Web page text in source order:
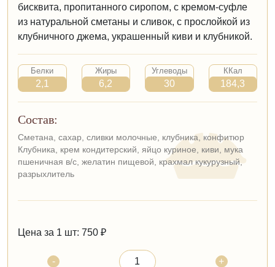
бисквита, пропитанного сиропом, с кремом-суфле
из натуральной сметаны и сливок, с прослойкой из
клубничного джема, украшенный киви и клубникой.
Белки
2,1
Жиры
6,2
Углеводы
30
ККал
184,3
Состав:
Сметана, сахар, сливки молочные, клубника, конфитюр
Клубника, крем кондитерский, яйцо куриное, киви, мука
пшеничная в/с, желатин пищевой, крахмал кукурузный,
разрыхлитель
Цена за 1 шт: 750 ₽
-
+